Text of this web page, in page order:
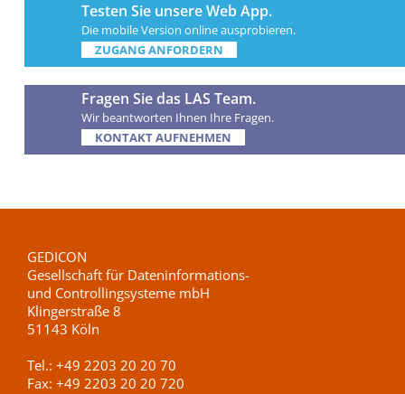
Testen Sie unsereWeb App.
Die mobile Version online ausprobieren.
ZUGANG ANFORDERN
Fragen Sie das LAS Team.
Wir beantworten Ihnen Ihre Fragen.
KONTAKT AUFNEHMEN
GEDICON
Gesellschaft für Dateninformations-
und Controllingsysteme mbH
Klingerstraße 8
51143 Köln
Tel.: +49 2203 20 20 70
Fax: +49 2203 20 20 720